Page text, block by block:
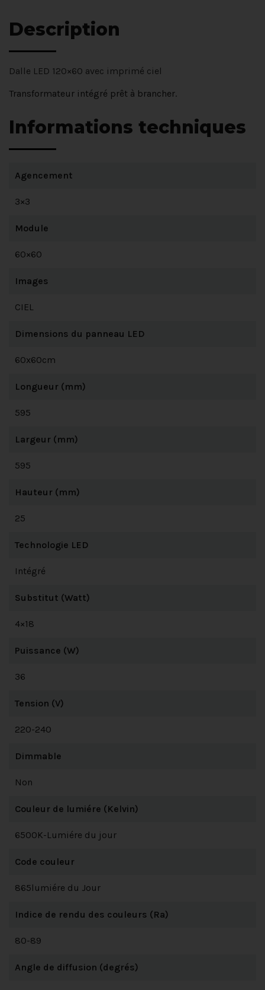
Description
Dalle LED 120×60 avec imprimé ciel
Transformateur intégré prêt à brancher.
Informations techniques
Agencement
3×3
Module
60×60
Images
CIEL
Dimensions du panneau LED
60x60cm
Longueur (mm)
595
Largeur (mm)
595
Hauteur (mm)
25
Technologie LED
Intégré
Substitut (Watt)
4×18
Puissance (W)
36
Tension (V)
220-240
Dimmable
Non
Couleur de lumiére (Kelvin)
6500K-Lumiére du jour
Code couleur
865lumiére du Jour
Indice de rendu des couleurs (Ra)
80-89
Angle de diffusion (degrés)